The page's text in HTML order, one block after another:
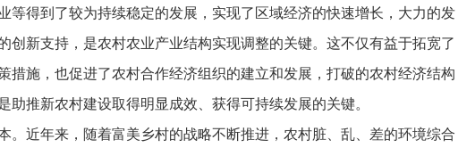
等得到了较为持续稳定的发展，实现了区域经济的快速增长，大力的发
创新支持，是农村农业产业结构实现调整的关键。这不仅有益于拓宽了
措施，也促进了农村合作经济组织的建立和发展，打破的农村经济结构
推新农村建设取得明显成效、获得可持续发展的关键。
。近年来，随着富美乡村的战略不断推进，农村脏、乱、差的环境综合